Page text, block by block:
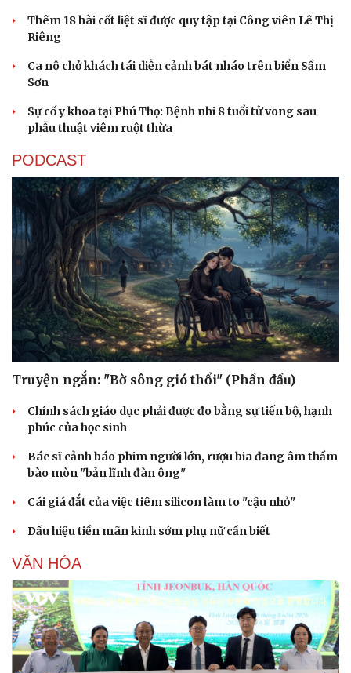
Cải chính
Thêm 18 hài cốt liệt sĩ được quy tập tại Công viên Lê Thị
Riêng
Ca nô chở khách tái diễn cảnh bát nháo trên biển Sầm
Sơn
Sự cố y khoa tại Phú Thọ: Bệnh nhi 8 tuổi tử vong sau
phẫu thuật viêm ruột thừa
PODCAST
Truyện ngắn: "Bờ sông gió thổi" (Phần đầu)
Chính sách giáo dục phải được đo bằng sự tiến bộ, hạnh
phúc của học sinh
Bác sĩ cảnh báo phim người lớn, rượu bia đang âm thầm
bào mòn "bản lĩnh đàn ông"
Cái giá đắt của việc tiêm silicon làm to "cậu nhỏ"
Dấu hiệu tiền mãn kinh sớm phụ nữ cần biết
VĂN HÓA